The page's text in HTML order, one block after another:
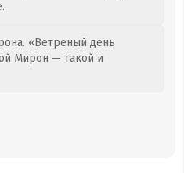
«Ветреный день
Мирон — такой и